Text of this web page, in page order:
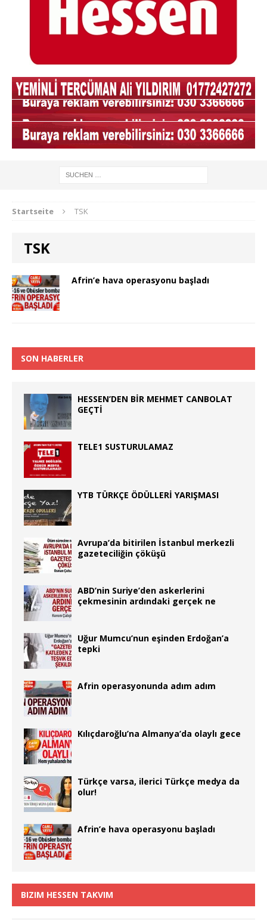
Startseite TSK
TSK
Afrin’e hava operasyonu başladı
SON HABERLER
HESSEN’DEN BİR MEHMET CANBOLAT
GEÇTİ
TELE1 SUSTURULAMAZ
YTB TÜRKÇE ÖDÜLLERİ YARIŞMASI
Avrupa’da bitirilen İstanbul merkezli
gazeteciliğin çöküşü
ABD’nin Suriye’den askerlerini
çekmesinin ardındaki gerçek ne
Uğur Mumcu’nun eşinden Erdoğan’a
tepki
Afrin operasyonunda adım adım
Kılıçdaroğlu’na Almanya’da olaylı gece
Türkçe varsa, ilerici Türkçe medya da
olur!
Afrin’e hava operasyonu başladı
BIZIM HESSEN TAKVIM